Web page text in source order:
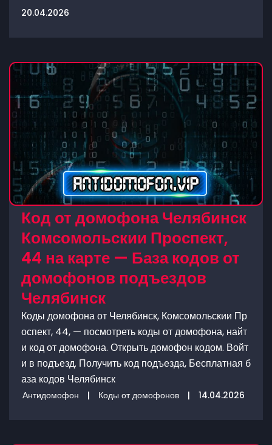
20.04.2026
Код от домофона Челябинск
Комсомольскии Проспект,
44 на карте — База кодов от
домофонов подъездов
Челябинск
Коды домофона от Челябинск, Комсомольскии Пр
оспект, 44, — посмотреть коды от домофона, найт
и код от домофона. Открыть домофон кодом. Войт
и в подъезд. Получить код подъезда, Бесплатная б
аза кодов Челябинск
Антидомофон | Коды от домофонов | 14.04.2026